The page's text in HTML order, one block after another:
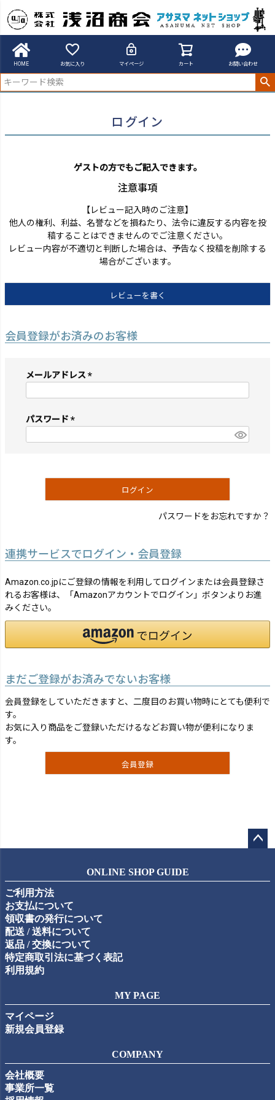
HOME お気に入り マイページ カート お問い合わせ
アサヌマネットショップ
ログイン
ゲストの方でもご記入できます。
注意事項
【レビュー記入時のご注意】
他人の権利、利益、名誉などを損ねたり、法令に違反する内容を投
稿することはできませんのでご注意ください。
レビュー内容が不適切と判断した場合は、予告なく投稿を削除する
場合がございます。
レビューを書く
会員登録がお済みのお客様
メールアドレス
須)
パスワード
須)
ログイン
パスワードをお忘れですか？
連携サービスでログイン・会員登録
Amazon.co.jpにご登録の情報を利用してログインまたは会員登録さ
れるお客様は、「Amazonアカウントでログイン」ボタンよりお進
みください。
まだご登録がお済みでないお客様
会員登録をしていただきますと、二度目のお買い物時にとても便利で
す。
お気に入り商品をご登録いただけるなどお買い物が便利になりま
す。
会員登録
ップ
ONLINE SHOP GUIDE
ご利用方法
お支払について
領収書の発行について
配送 / 送料について
返品 / 交換について
特定商取引法に基づく表記
利用規約
MY PAGE
マイページ
新規会員登録
COMPANY
会社概要
事業所一覧